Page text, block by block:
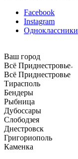
Facebook
Instagram
Одноклассники
Ваш город
Всё Приднестровье
Всё Приднестровье
Тирасполь
Бендеры
Рыбница
Дубоссары
Слободзея
Днестровск
Григориополь
Каменка